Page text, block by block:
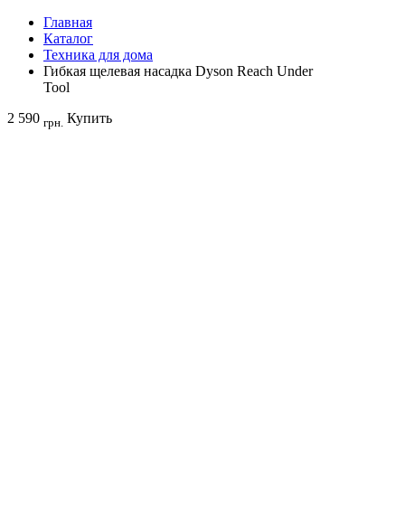
Главная
Каталог
Техника для дома
Гибкая щелевая насадка Dyson Reach Under
Tool
2 590 грн. Купить